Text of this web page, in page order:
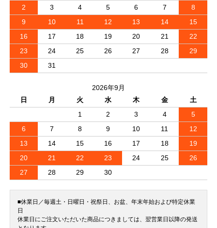
2
3 4 5 6 7
8
9
10 11 12 13 14
15
16
17 18 19 20 21
22
23
24 25 26 27 28
29
30
31
2026年9月
日
月 火 水 木 金
土
1
2 3 4
5
6
7 8 9 10 11
12
13
14 15 16 17 18
19
20
21 22 23 24 25
26
27
28 29 30
■休業日／毎週土・日曜日・祝祭日、お盆、年末年始および特定休業
日
休業日にご注文いただいた商品につきましては、翌営業日以降の発送